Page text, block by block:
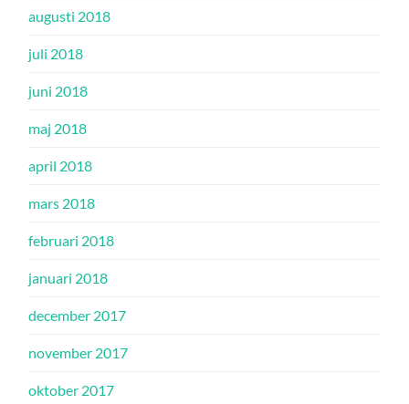
augusti 2018
juli 2018
juni 2018
maj 2018
april 2018
mars 2018
februari 2018
januari 2018
december 2017
november 2017
oktober 2017